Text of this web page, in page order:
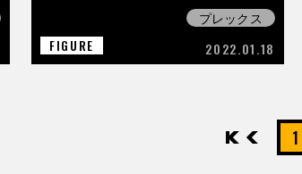
プレックス
FIGURE
2022.01.18
先頭 1